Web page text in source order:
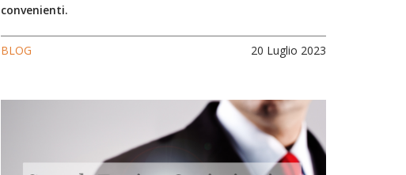
convenienti.
BLOG 20 Luglio 2023